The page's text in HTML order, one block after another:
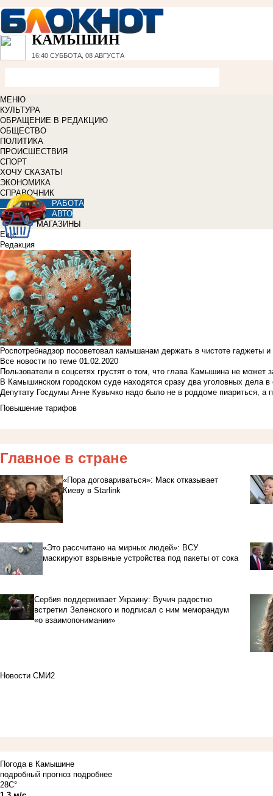
КАМЫШИН
16:40 СУББОТА, 08 АВГУСТА
МЕНЮ
КУЛЬТУРА
ОБРАЩЕНИЕ В РЕДАКЦИЮ
ОБЩЕСТВО
ПОЛИТИКА
ПРОИСШЕСТВИЯ
СПОРТ
ХОЧУ СКАЗАТЬ!
ЭКОНОМИКА
СПРАВОЧНИК
РАБОТА
АВТО
МАГАЗИНЫ
Еще
Редакция
Роспотребнадзор посоветовал камышанам держать в чистоте гаджеты
Все новости по теме 01.02.2020
Пользователи в соцсетях грустят о том, что глава Камышина не может
В Камышинском городском суде находятся сразу два уголовных дела
Депутату Госдумы Анне Кувычко надо было не в роддоме пиариться, а
Повышение тарифов
Главное в стране
«Пора договариваться»: Маск отказывает
Киеву в Starlink
«Это рассчитано на мирных людей»: ВСУ
маскируют взрывные устройства под пакеты от сока
Сербия поддерживает Украину: Вучич радостно
встретил Зеленского и подписал с ним меморандум
«о взаимопонимании»
Новости СМИ2
Погода в Камышине
подробный прогноз подробнее
28C°